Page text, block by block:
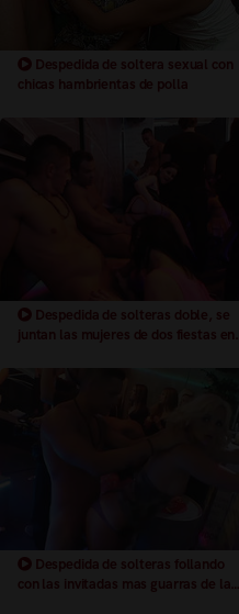
Despedida de soltera sexual con
chicas hambrientas de polla
Despedida de solteras doble, se
juntan las mujeres de dos fiestas en
Despedida de solteras follando
con las invitadas mas guarras de las